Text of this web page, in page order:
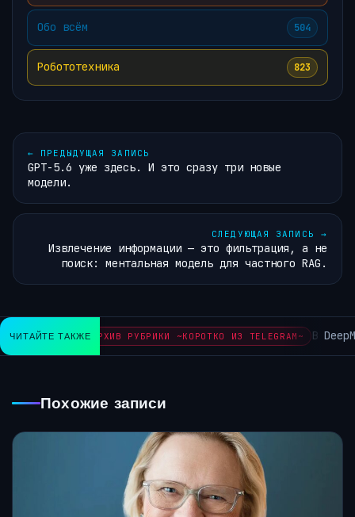
Обо всём 504
Робототехника 823
← ПРЕДЫДУЩАЯ ЗАПИСЬ
GPT-5.6 уже здесь. И это сразу три новые
модели.
СЛЕДУЮЩАЯ ЗАПИСЬ →
Извлечение информации — это фильтрация, а не
поиск: ментальная модель для частного RAG.
ЧИТАЙТЕ ТАКЖЕАРХИВ РУБРИКИ ~КОРОТКО ИЗ TELEGRAM~ В
Похожие записи